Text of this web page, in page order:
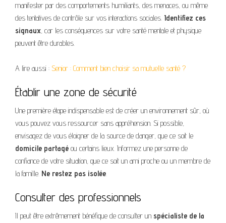
manifester par des comportements humiliants, des menaces, ou même
des tentatives de contrôle sur vos interactions sociales. Identifiez ces
signaux, car les conséquences sur votre santé mentale et physique
peuvent être durables.
A lire aussi : Senior : Comment bien choisir sa mutuelle santé ?
Établir une zone de sécurité
Une première étape indispensable est de créer un environnement sûr, où
vous pouvez vous ressourcer sans appréhension. Si possible,
envisagez de vous éloigner de la source de danger, que ce soit le
domicile partagé ou certains lieux. Informez une personne de
confiance de votre situation, que ce soit un ami proche ou un membre de
la famille. Ne restez pas isolée.
Consulter des professionnels
Il peut être extrêmement bénéfique de consulter un spécialiste de la